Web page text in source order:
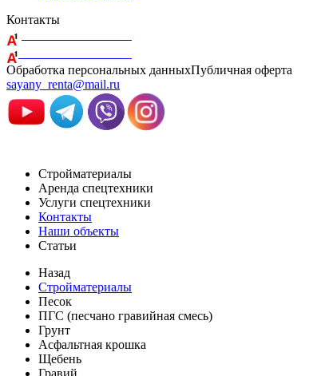
Контакты
Обработка персональных данныхПубличная оферта
sayany_renta@mail.ru
Стройматериалы
Аренда спецтехники
Услуги спецтехники
Контакты
Наши объекты
Статьи
Назад
Стройматериалы
Песок
ПГС (песчано гравийная смесь)
Грунт
Асфальтная крошка
Щебень
Гравий